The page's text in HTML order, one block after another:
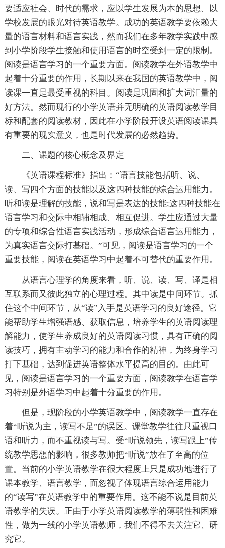
要适应社会、时代的需求，应以学生发展为本的思想、以
学校发展的眼光对待英语教学。成功的英语教学要依赖大
量的语言材料和语言实践，然而我们在多年教学实践中感
到小学阶段学生接触和使用语言的时空受到一定的限制。
阅读是语言学习的一个重要方面。阅读教学在外语教学中
起着十分重要的作用，长期以来在我国的英语教学中，阅
读课一直是最受重视的科目。阅读是巩固和扩大词汇量的
好方法。然而现行的小学英语并无明确的英语阅读教学目
标和配套的阅读教材，因此在小学阶段开设英语阅读课具
有重要的现实意义，也是时代发展的必然趋势。
二、课题的核心概念及界定
《英语课程标准》指出：“语言技能包括听、说、
读、写四个方面的技能以及这四种技能的综合运用能力。
听和读是理解的技能，说和写是表达的技能;这四种技能在
语言学习和交际中相辅相成、相互促进。学生应通过大量
的专项和综合性语言实践活动，形成综合语言运用能力，
为真实语言交际打基础。”可见，阅读是语言学习的一个
重要技能，阅读在英语学习中起着不可替代的重要作用。
从语言心理学的角度来看，听、说、读、写、译是相
互联系而又彼此独立的心理过程。其中读是中间环节。抓
住这个中间环节，从“读”入手是英语学习的良好途径。它
能帮助学生增强语感、获取信息，培养学生的英语阅读理
解能力，使学生养成良好的英语阅读习惯，具有正确的阅
读技巧，拥有主动学习的能力和合作的精神，为终身学习
打下基础，达到促进英语整体水平提高的目的。由此可
见，阅读是语言学习的一个重要方面，阅读教学在语言学
习特别是外语学习中起着十分重要的作用。
但是，现阶段的小学英语教学中，阅读教学一直存在
着“听说为主，读写不足”的误区。课堂教学往往只重视口
语和听力，而不重视读与写。受“听说领先，读写跟上”传
统教学思想的影响，很多教师把“听说”放在了至高的位
置。当前的小学英语教学在很大程度上只是成功地进行了
课本教学、语言教学，而忽视了体现语言综合运用能力
的“读写”在英语教学中的重要作用。这不能不说是目前英
语教学的失误。正由于小学英语阅读教学的薄弱性和困难
性，做为一线的小学英语教师，我们不得不去关注它、研
究它。